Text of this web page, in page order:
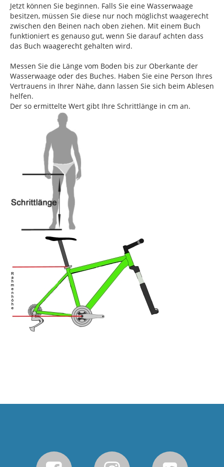
Jetzt können Sie beginnen. Falls Sie eine Wasserwaage
besitzen, müssen Sie diese nur noch möglichst waagerecht
zwischen den Beinen nach oben ziehen. Mit einem Buch
funktioniert es genauso gut, wenn Sie darauf achten dass
das Buch waagerecht gehalten wird.
Messen Sie die Länge vom Boden bis zur Oberkante der
Wasserwaage oder des Buches. Haben Sie eine Person Ihres
Vertrauens in Ihrer Nähe, dann lassen Sie sich beim Ablesen
helfen.
Der so ermittelte Wert gibt Ihre Schrittlänge in cm an.